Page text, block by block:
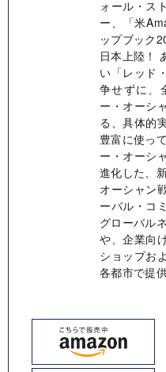
ォール・ス
ー、「米
ップブック
日本上陸！
い「レッド
争せずに、
ー・オーシ
る、具体的
豊富に使っ
ー・オーシ
進化した、
オーシャン
ーバル・コ
グローバル
や、企業向
ショップお
各都市で提